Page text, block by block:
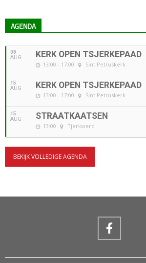
AGENDA
08
AUG KERK OPEN TSJERKEPAAD
13:00 - 17:00 Sint Petruskerk
15
AUG KERK OPEN TSJERKEPAAD
13:00 - 17:00 Sint Petruskerk
15
AUG STRAATKAATSEN
13:00 Tjerkwerd
BEKIJK VOLLEDIGE AGENDA